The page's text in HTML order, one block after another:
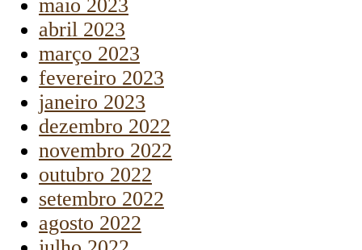
maio 2023
abril 2023
março 2023
fevereiro 2023
janeiro 2023
dezembro 2022
novembro 2022
outubro 2022
setembro 2022
agosto 2022